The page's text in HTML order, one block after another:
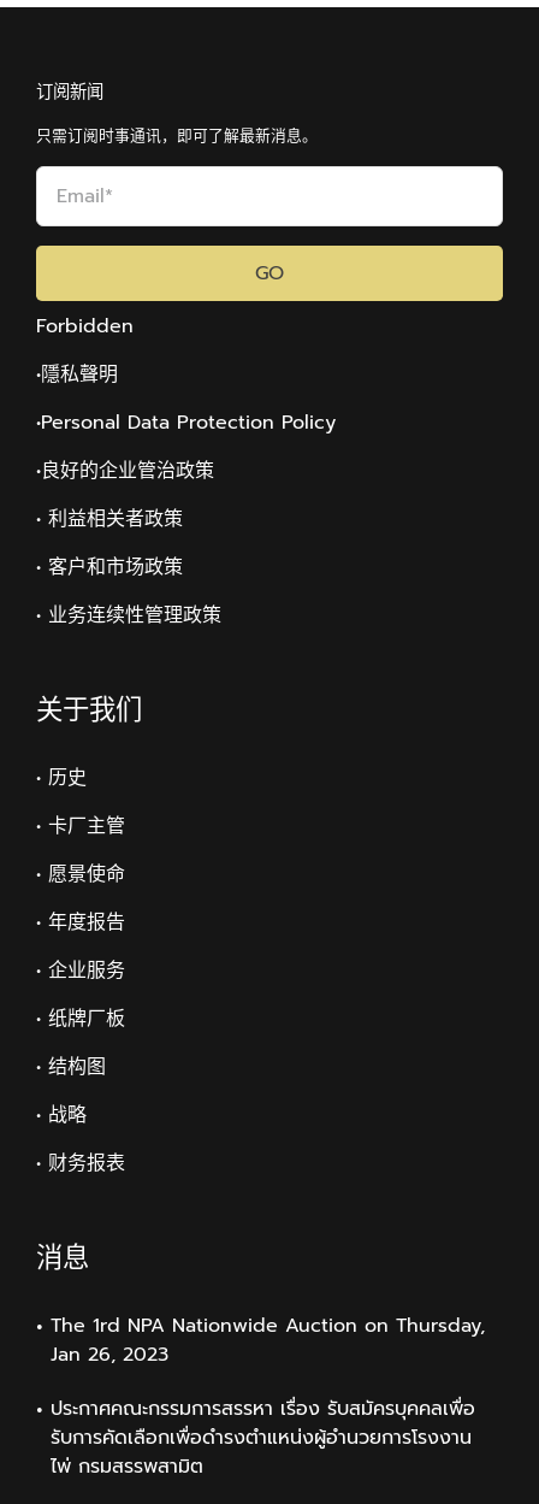
订阅新闻
只需订阅时事通讯，即可了解最新消息。
GO
Forbidden
•隱私聲明
•Personal Data Protection Policy
•良好的企业管治政策
• 利益相关者政策
• 客户和市场政策
• 业务连续性管理政策
关于我们
• 历史
• 卡厂主管
• 愿景使命
• 年度报告
• 企业服务
• 纸牌厂板
• 结构图
• 战略
• 财务报表
消息
The 1rd NPA Nationwide Auction on Thursday,
Jan 26, 2023
ประกาศคณะกรรมการสรรหา เรื่อง รับสมัครบุคคลเพื่อ
รับการคัดเลือกเพื่อดำรงตำแหน่งผู้อำนวยการโรงงาน
ไพ่ กรมสรรพสามิต